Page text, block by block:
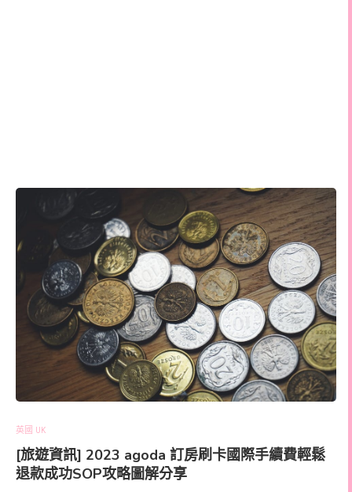
英國 UK
[旅遊資訊] 2023 agoda 訂房刷卡國際手續費輕鬆
退款成功SOP攻略圖解分享